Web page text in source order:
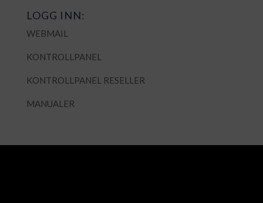
LOGG INN:
WEBMAIL
KONTROLLPANEL
KONTROLLPANEL RESELLER
MANUALER